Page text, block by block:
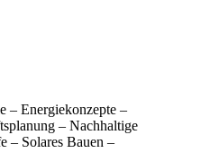
– Energiekonzepte –
– Nachhaltige
– Solares Bauen –